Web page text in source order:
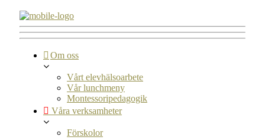
Om oss
Vårt elevhälsoarbete
Vår lunchmeny
Montessoripedagogik
Våra verksamheter
Förskolor